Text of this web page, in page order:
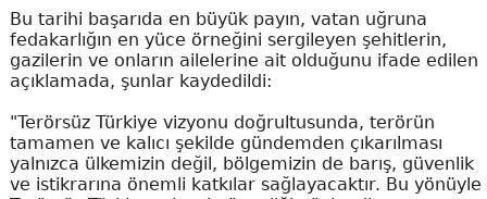
Bu tarihi başarıda en büyük payın, vatan uğruna
fedakarlığın en yüce örneğini sergileyen şehitlerin,
gazilerin ve onların ailelerine ait olduğunu ifade edilen
açıklamada, şunlar kaydedildi:
"Terörsüz Türkiye vizyonu doğrultusunda, terörün
tamamen ve kalıcı şekilde gündemden çıkarılması
yalnızca ülkemizin değil, bölgemizin de barış, güvenlik
ve istikrarına önemli katkılar sağlayacaktır. Bu yönüyle